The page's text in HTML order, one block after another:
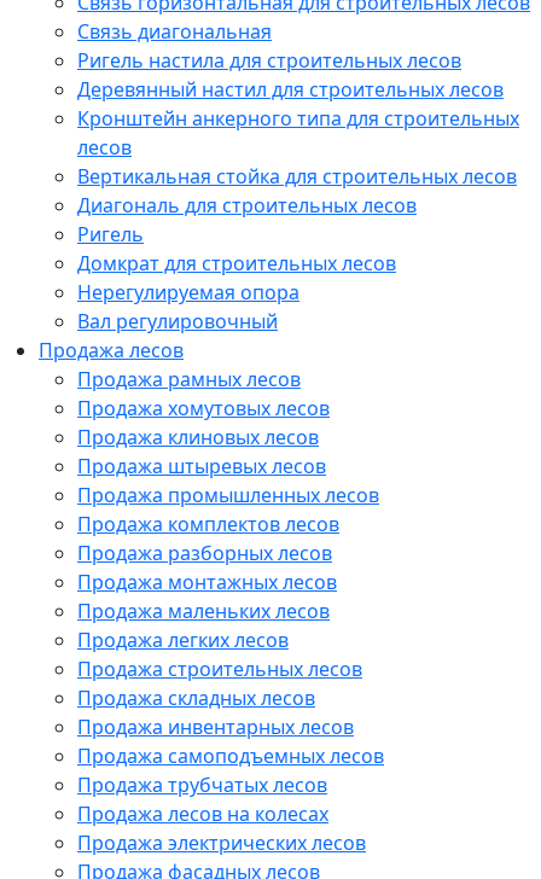
Связь диагональная
Ригель настила для строительных лесов
Деревянный настил для строительных лесов
Кронштейн анкерного типа для строительных
лесов
Вертикальная стойка для строительных лесов
Диагональ для строительных лесов
Ригель
Домкрат для строительных лесов
Нерегулируемая опора
Вал регулировочный
Продажа лесов
Продажа рамных лесов
Продажа хомутовых лесов
Продажа клиновых лесов
Продажа штыревых лесов
Продажа промышленных лесов
Продажа комплектов лесов
Продажа разборных лесов
Продажа монтажных лесов
Продажа маленьких лесов
Продажа легких лесов
Продажа строительных лесов
Продажа складных лесов
Продажа инвентарных лесов
Продажа самоподъемных лесов
Продажа трубчатых лесов
Продажа лесов на колесах
Продажа электрических лесов
Продажа фасадных лесов